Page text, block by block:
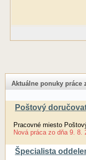
Aktuálne ponuky práce
Poštový
Pracovné miesto
Nová práca zo dňa 9. 8.
Špecialista